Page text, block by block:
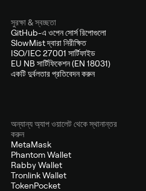
সুরক্ষা & স্বচ্ছতা
GitHub-এ ওপেন সোর্স রিপোগুলো
SlowMist দ্বারা নিরীক্ষিত
ISO/IEC 27001 সার্টিফাইড
EU NB সার্টিফিকেশন (EN 18031)
একটি দুর্বলতার প্রতিবেদন করুন
অন্যান্য অ্যাপ ওয়ালেট থেকে স্থানান্তর
করুন
MetaMask
Phantom Wallet
Rabby Wallet
Tronlink Wallet
TokenPocket